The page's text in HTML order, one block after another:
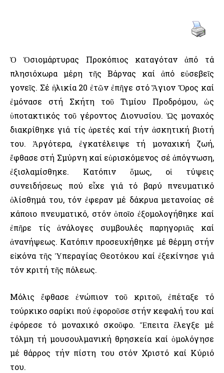
Ὁ Ὁσιομάρτυρας Προκόπιος καταγόταν ἀπό τά
πλησιόχωρα μέρη τῆς Βάρνας καί ἀπό εὐσεβεῖς
γονεῖς. Σέ ἡλικία 20 ἐτῶν ἐπῆγε στό Ἅγιον Ὄρος καί
ἐμόνασε στή Σκήτη τοῦ Τιμίου Προδρόμου, ὡς
ὑποτακτικός τοῦ γέροντος Διονυσίου. Ὡς μοναχός
διακρίθηκε γιά τίς ἀρετές καί τήν ἀσκητική βιοτή
του. Ἀργότερα, ἐγκατέλειψε τή μοναχική ζωή,
ἔφθασε στή Σμύρνη καί εὑρισκόμενος σέ ἀπόγνωση,
ἐξισλαμίσθηκε. Κατόπιν ὅμως, οἱ τύψεις
συνειδήσεως πού εἶχε γιά τό βαρύ πνευματικό
ὀλίσθημά του, τόν ἐφεραν μέ δάκρυα μετανοίας σέ
κάποιο πνευματικό, στόν ὁποῖο ἐξομολογήθηκε καί
ἐπῆρε τίς ἀνάλογες συμβουλές παρηγοριᾶς καί
ἀνανήψεως. Κατόπιν προσευχήθηκε μέ θέρμη στήν
εἰκόνα τῆς Ὑπεραγίας Θεοτόκου καί ἐξεκίνησε γιά
τόν κριτή τῆς πόλεως.
Μόλις ἔφθασε ἐνώπιον τοῦ κριτοῦ, ἐπέταξε τό
τούρκικο σαρίκι πού ἐφοροῦσε στήν κεφαλή του καί
ἐφόρεσε τό μοναχικό σκοῦφο. Ἔπειτα ἔλεγξε μέ
τόλμη τή μουσουλμανική θρησκεία καί ὁμολόγησε
μέ θάρρος τήν πίστη του στόν Χριστό καί Κύριό
του.